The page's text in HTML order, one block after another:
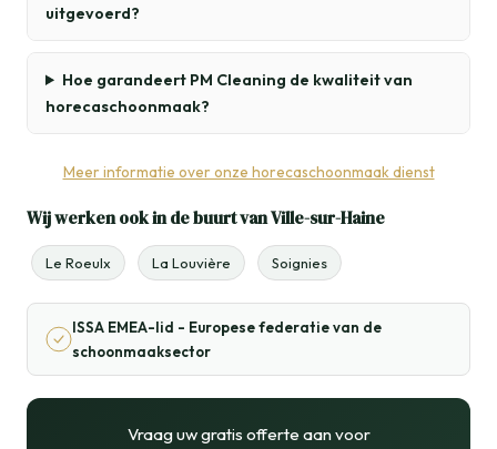
uitgevoerd?
Hoe garandeert PM Cleaning de kwaliteit van
horecaschoonmaak?
Meer informatie over onze horecaschoonmaak dienst
Wij werken ook in de buurt van Ville-sur-Haine
Le Roeulx La Louvière Soignies
ISSA EMEA-lid - Europese federatie van de
schoonmaaksector
Vraag uw gratis offerte aan voor